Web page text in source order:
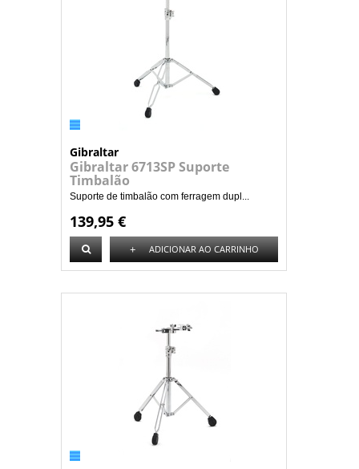
Gibraltar
Gibraltar 6713SP Suporte
Timbalão
Suporte de timbalão com ferragem dupl...
139,95 €
+ ADICIONAR AO CARRINHO